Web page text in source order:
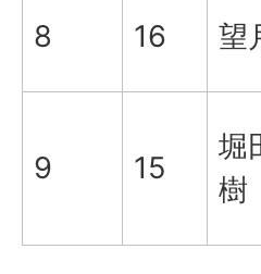
8 16 望
9 15
堀
樹